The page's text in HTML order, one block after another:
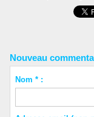
Nouveau
Nom * :